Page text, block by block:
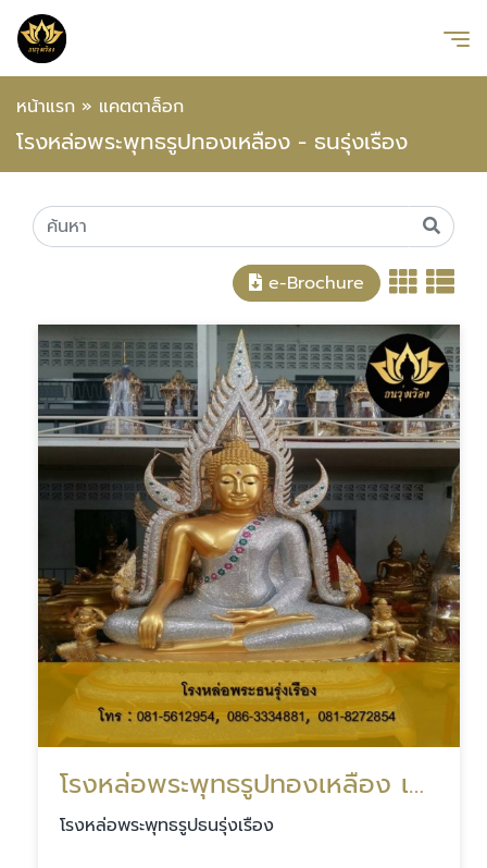
หน้าแรก » แคตตาล็อก
โรงหล่อพระพุทธรูปทองเหลือง - ธนรุ่งเรือง
e-Brochure
โรงหล่อพระพุทธรูปทองเหลือง เสาชิงช้า
โรงหล่อพระพุทธรูปธนรุ่งเรือง